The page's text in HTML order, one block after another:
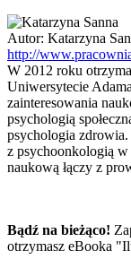
Autor: Katarzyna
http://
W 2012 roku
Uniwersytecie
zainteresowania
psychologią
psychologia
z psychoonkologią
naukową łączy z
Bądź na bieżąco!
otrzymasz eBooka